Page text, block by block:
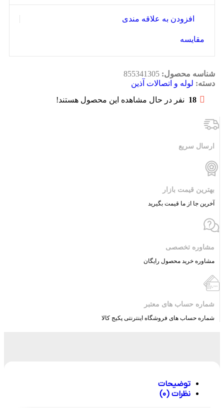
افزودن به علاقه مندی
مقایسه
شناسه محصول: 855341305
دسته: لوله و اتصالات آذین
18 نفر در حال مشاهده این محصول هستند!
ارسال سریع
بهترین قیمت بازار
آخرین جا از ما قیمت بگیرید
مشاوره تخصصی
مشاوره خرید محصول رایگان
شماره حساب های معتبر
شماره حساب های فروشگاه اینترنتی پکیج کالا
توضیحات
نظرات (0)